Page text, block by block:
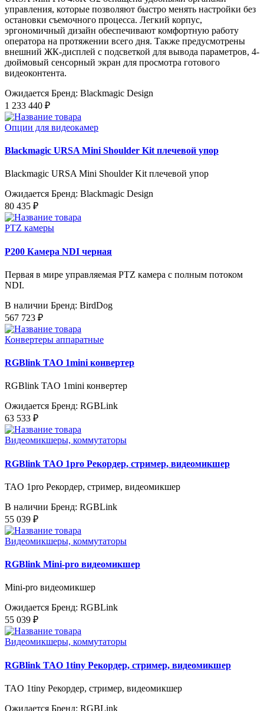
управления, которые позволяют быстро менять настройки без
остановки съемочного процесса. Легкий корпус,
эргономичный дизайн обеспечивают комфортную работу
оператора на протяжении всего дня. Также предусмотрены
внешний ЖК-дисплей с подсветкой для вывода параметров, 4-
дюймовый сенсорный экран для просмотра готового
видеоконтента.
Ожидается Бренд: Blackmagic Design
1 233 440 ₽
Опции для видеокамер
Blackmagic URSA Mini Shoulder Kit плечевой упор
Blackmagic URSA Mini Shoulder Kit плечевой упор
Ожидается Бренд: Blackmagic Design
80 435 ₽
PTZ камеры
P200 Камера NDI черная
Первая в мире управляемая PTZ камера с полным потоком
NDI.
В наличии Бренд: BirdDog
567 723 ₽
Конвертеры аппаратные
RGBlink TAO 1mini конвертер
RGBlink TAO 1mini конвертер
Ожидается Бренд: RGBLink
63 533 ₽
Видеомикшеры, коммутаторы
RGBlink TAO 1pro Рекордер, стример, видеомикшер
TAO 1pro Рекордер, стример, видеомикшер
В наличии Бренд: RGBLink
55 039 ₽
Видеомикшеры, коммутаторы
RGBlink Mini-pro видеомикшер
Mini-pro видеомикшер
Ожидается Бренд: RGBLink
55 039 ₽
Видеомикшеры, коммутаторы
RGBlink TAO 1tiny Рекордер, стример, видеомикшер
TAO 1tiny Рекордер, стример, видеомикшер
Ожидается Бренд: RGBLink